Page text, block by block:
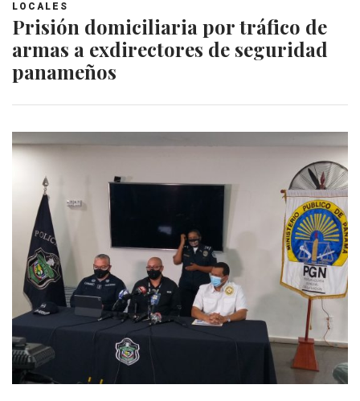
LOCALES
Prisión domiciliaria por tráfico de
armas a exdirectores de seguridad
panameños